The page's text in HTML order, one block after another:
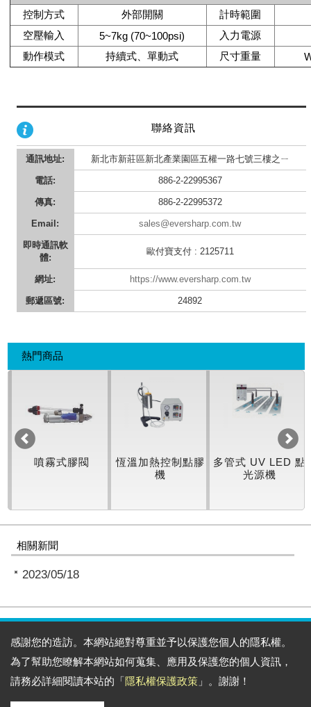
感謝您的造訪。本網站絕對尊重並予以保護您個人的隱私權。
為了幫助您瞭解本網站如何蒐集、應用及保護您的個人資訊，
請務必詳細閱讀本站的「隱私權保護政策 」。謝謝！
控制方式
外部開關
計時範圍
空壓輸入
5~7kg (70~100psi)
入力電源
動作模式
持續式、單動式 尺寸重量
聯絡資訊
通訊地址: 新北市新莊區新北產業園區五權一路七號三樓之ㄧ
電話: 886-2-22995367
傳真: 886-2-22995372
Email: sales@eversharp.com.tw
即時通訊軟
體:
歐付寶支付 : 2125711
網址: https://www.eversharp.com.tw
郵遞區號: 24892
熱門商品
噴霧式膠閥
恆溫加熱控制點膠
機
多管式 UV LED 點
光源機
相關新聞
2023/05/18
電話: 886-2-22995367 傳真: 886-2-22995372
Email: sales@eversharp.com.tw